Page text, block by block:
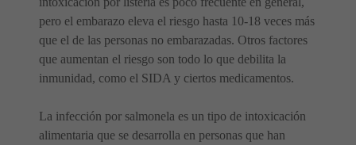
pero el embarazo eleva el riesgo hasta 10-18 veces más
que el de las personas no embarazadas. Otros factores
que aumentan el riesgo son todo lo que debilita la
inmunidad, como el SIDA y ciertos medicamentos.
La infección por salmonela es un tipo de intoxicación
alimentaria que se desarrolla en personas que han